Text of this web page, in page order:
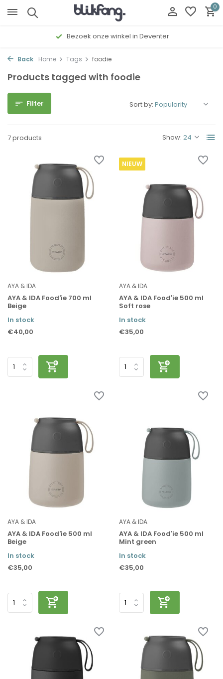
0
Bezoek onze winkel in Deventer
Back Home Tags foodie
Products tagged with foodie
Filter
7 products Show:
Sort by:
AYA & IDA
AYA & IDA Food'ie 700 ml
Beige
In stock
€40,00
NIEUW
AYA & IDA
AYA & IDA Food'ie 500 ml
Soft rose
In stock
€35,00
AYA & IDA
AYA & IDA Food'ie 500 ml
Beige
In stock
€35,00
AYA & IDA
AYA & IDA Food'ie 500 ml
Mint green
In stock
€35,00